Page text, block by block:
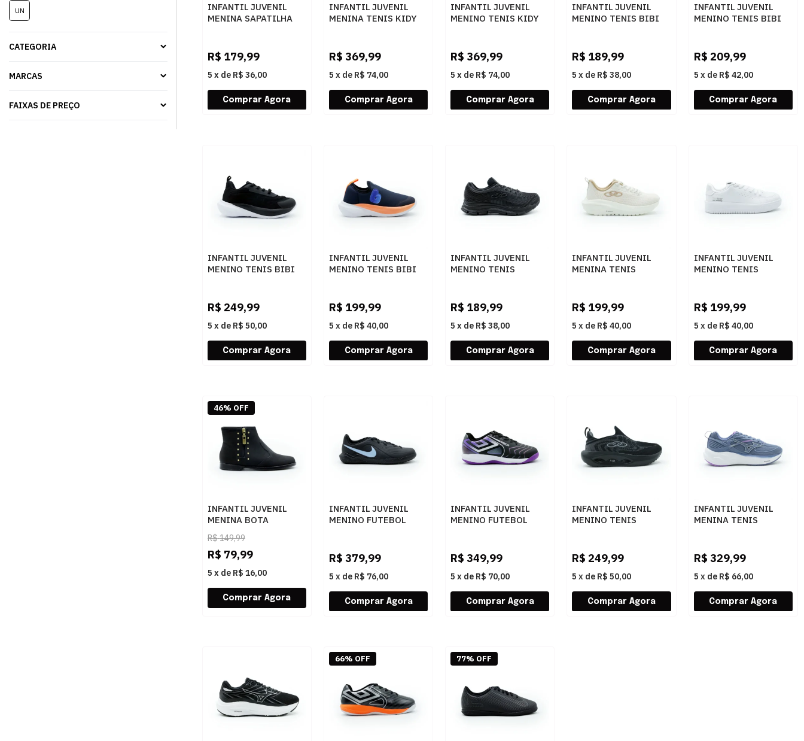
UN
CATEGORIA
MARCAS
FAIXAS DE PREÇO
INFANTIL JUVENIL
MENINA SAPATILHA
1DOURADO
R$ 179,99
5 x de R$ 36,00
INFANTIL JUVENIL
MENINA TENIS KIDY
R$ 369,99
5 x de R$ 74,00
INFANTIL JUVENIL
MENINO TENIS KIDY
R$ 369,99
5 x de R$ 74,00
INFANTIL JUVENIL
MENINO TENIS BIBI
R$ 189,99
5 x de R$ 38,00
INFANTIL JUVENIL
MENINO TENIS BIBI
R$ 209,99
5 x de R$ 42,00
INFANTIL JUVENIL
MENINO TENIS BIBI
R$ 249,99
5 x de R$ 50,00
INFANTIL JUVENIL
MENINO TENIS BIBI
R$ 199,99
5 x de R$ 40,00
INFANTIL JUVENIL
MENINO TENIS
R$ 189,99
5 x de R$ 38,00
INFANTIL JUVENIL
MENINA TENIS
R$ 199,99
5 x de R$ 40,00
INFANTIL JUVENIL
MENINO TENIS
R$ 199,99
5 x de R$ 40,00
INFANTIL JUVENIL
MENINA BOTA
MOLEKINHA COUNTRY
218110931230
15745PRETO
R$149,99
R$ 79,99
5 x de R$ 16,00
46% OFF
INFANTIL JUVENIL
MENINO FUTEBOL
R$ 379,99
5 x de R$ 76,00
INFANTIL JUVENIL
MENINO FUTEBOL
100PRETOELECTRICPURPLEFURTACOR
R$ 349,99
5 x de R$ 70,00
INFANTIL JUVENIL
MENINO TENIS
R$ 249,99
5 x de R$ 50,00
INFANTIL JUVENIL
MENINA TENIS
R$ 329,99
5 x de R$ 66,00
66% OFF 77% OFF